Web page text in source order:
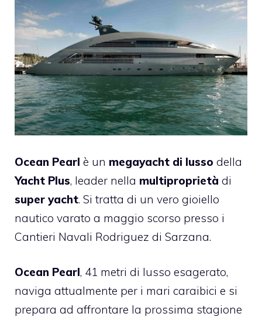
Ocean Pearl è un megayacht di lusso della
Yacht Plus, leader nella multiproprietà di
super yacht. Si tratta di un vero gioiello
nautico varato a maggio scorso presso i
Cantieri Navali Rodriguez di Sarzana.
Ocean Pearl, 41 metri di lusso esagerato,
naviga attualmente per i mari caraibici e si
prepara ad affrontare la prossima stagione